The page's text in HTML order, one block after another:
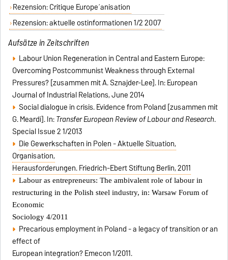
Rezension: Critique Europe´anisation
Rezension: aktuelle ostinformationen 1/2 2007
Aufsätze in Zeitschriften
Labour Union Regeneration in Central and Eastern Europe:
Overcoming Postcommunist Weakness through External
Pressures? [zusammen mit A. Sznajder-Lee]. In: European
Journal of Industrial Relations, June 2014
Social dialogue in crisis. Evidence from Poland [zusammen mit
G. Meardi]. In:Transfer European Review of Labour and Research.
Special Issue 2 1/2013
Die Gewerkschaften in Polen - Aktuelle Situation,
Organisation,
Herausforderungen. Friedrich-Ebert Stiftung Berlin, 2011
Labour as entrepreneurs: The ambivalent role of labour in
restructuring in the Polish steel industry, in: Warsaw Forum of
Economic
Sociology 4/2011
Precarious employment in Poland - a legacy of transition or an
effect of
European integration? Emecon 1/2011.